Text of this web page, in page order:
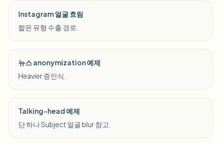
Instagram 얼굴 흐림
짧은 유형 수출 경로.
뉴스 anonymization 예제
Heavier 증인식.
Talking-head 예제
단 하나 Subject 얼굴 blur 참고.